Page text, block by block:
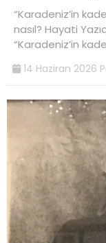
“Karadeniz’in
nasıl? Hayati
“Karadeniz’in
14 Haziran 2026